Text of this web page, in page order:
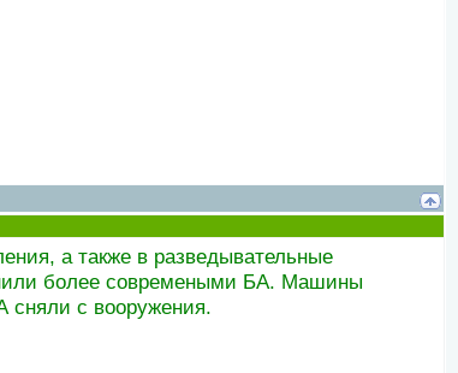
а также в разведывательные
более современыми БА. Машины
сняли с вооружения.